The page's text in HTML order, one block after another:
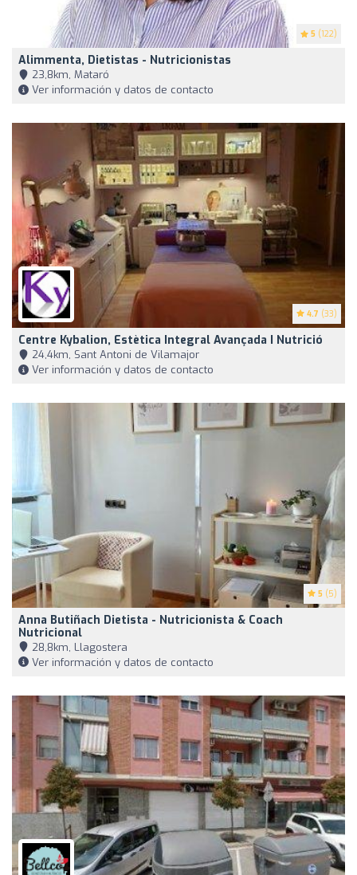
5 (122)
Alimmenta, Dietistas - Nutricionistas
23,8km, Mataró
Ver información y datos de contacto
4.7 (33)
Centre Kybalion, Estètica Integral Avançada I Nutrició
24,4km, Sant Antoni de Vilamajor
Ver información y datos de contacto
5 (5)
Anna Butiñach Dietista - Nutricionista & Coach
Nutricional
28,8km, Llagostera
Ver información y datos de contacto